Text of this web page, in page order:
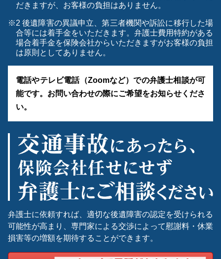
だきますが、お客様の負担はありません。
※2 後遺障害の異議申立、第三者機関や訴訟に移行した場
合等には着手金をいただきます。弁護士費用特約がある
場合着手金を保険会社からいただきますがお客様の負担
は原則としてありません。
電話やテレビ電話（Zoomなど）での弁護士相談が可
能です。お問い合わせの際にご希望をお知らせくださ
い。
弁護士に依頼すれば、適切な後遺障害の認定を受けられる
可能性が高まり、専門家による交渉によって慰謝料・休業
損害等の増額を期待することができます。